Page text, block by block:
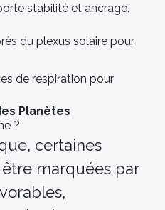
stabilité et ancrage.
du plexus solaire pour
de respiration pour
Planètes
?
certaines
marquées par